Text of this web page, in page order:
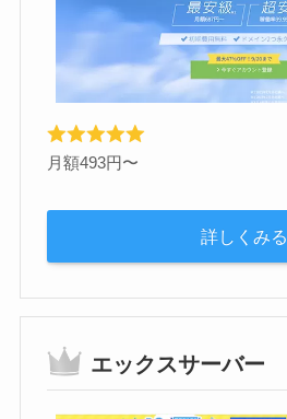
月額493円〜
詳しくみる
エックスサーバー